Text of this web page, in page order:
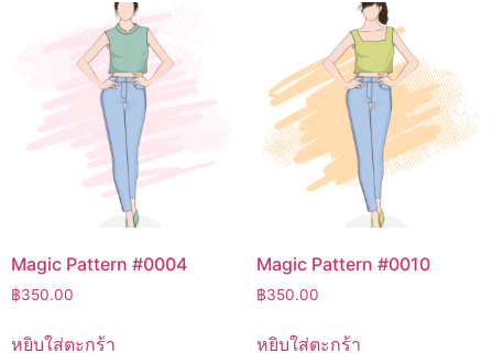
Magic Pattern #0004
฿350.00
หยิบใส่ตะกร้า
Magic Pattern #0010
฿350.00
หยิบใส่ตะกร้า